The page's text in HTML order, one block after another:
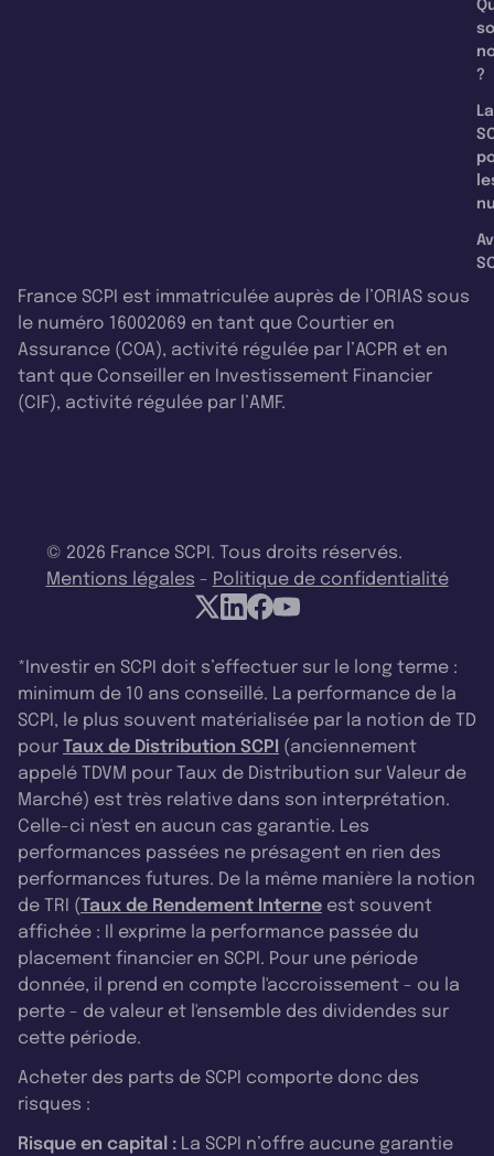
?
La
France SCPI est immatriculée auprès de l’ORIAS sous
le numéro 16002069 en tant que Courtier en
Assurance (COA), activité régulée par l’ACPR et en
tant que Conseiller en Investissement Financier
(CIF), activité régulée par l’AMF.
© 2026 France SCPI. Tous droits réservés.
Mentions légales - Politique de confidentialité
*Investir en SCPI doit s’effectuer sur le long terme :
minimum de 10 ans conseillé. La performance de la
SCPI, le plus souvent matérialisée par la notion de TD
pour Taux de Distribution SCPI (anciennement
appelé TDVM pour Taux de Distribution sur Valeur de
Marché) est très relative dans son interprétation.
Celle-ci n'est en aucun cas garantie. Les
performances passées ne présagent en rien des
performances futures. De la même manière la notion
de TRI (Taux de Rendement Interne est souvent
affichée : Il exprime la performance passée du
placement financier en SCPI. Pour une période
donnée, il prend en compte l'accroissement - ou la
perte - de valeur et l'ensemble des dividendes sur
cette période.
Acheter des parts de SCPI comporte donc des
risques :
Risque en capital : La SCPI n’offre aucune garantie